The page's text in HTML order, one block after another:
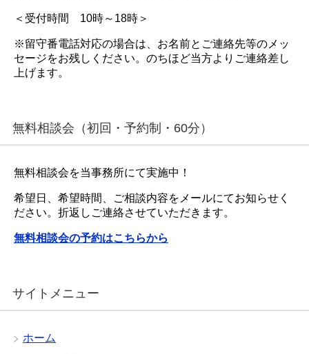
＜受付時間 10時～18時＞
※留守番電話対応の場合は、お名前とご連絡先等のメッ
セージをお残しください。のちほど当方よりご連絡差し
上げます。
無料相談会（初回・予約制・60分）
無料相談会を当事務所にて実施中！
希望日、希望時間、ご相談内容をメールにてお知らせく
ださい。折返しご連絡させていただきます。
無料相談会の予約はこちらから
サイトメニュー
ホーム